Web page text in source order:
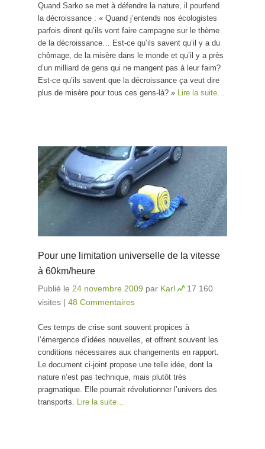
Quand Sarko se met à défendre la nature, il pourfend
la décroissance : « Quand j’entends nos écologistes
parfois dirent qu’ils vont faire campagne sur le thème
de la décroissance… Est-ce qu’ils savent qu’il y a du
chômage, de la misère dans le monde et qu’il y a près
d’un milliard de gens qui ne mangent pas à leur faim?
Est-ce qu’ils savent que la décroissance ça veut dire
plus de misère pour tous ces gens-là? » Lire la suite…
Pour une limitation universelle de la vitesse
à 60km/heure
Publié le 24 novembre 2009 par Karl
17 160
visites | 48 Commentaires
Ces temps de crise sont souvent propices à
l’émergence d’idées nouvelles, et offrent souvent les
conditions nécessaires aux changements en rapport.
Le document ci-joint propose une telle idée, dont la
nature n’est pas technique, mais plutôt très
pragmatique. Elle pourrait révolutionner l’univers des
transports.
Lire la suite…